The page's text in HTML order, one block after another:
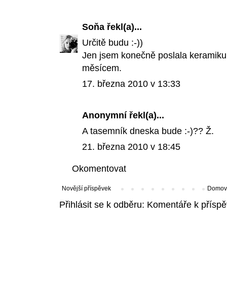
Soňa řekl(a)...
Určitě budu :-))
Jen jsem konečně poslala
měsícem.
17. března 2010 v 13:33
Anonymní řekl(a)...
A tasemník dneska bude :-)?? Ž.
21. března 2010 v 18:45
Okomentovat
Novější příspěvek
Přihlásit se k odběru: Komentáře k